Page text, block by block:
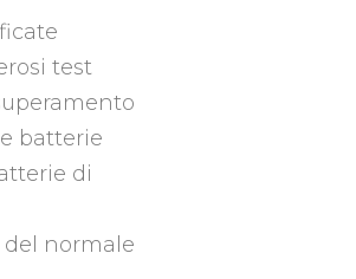
test
batterie
di
del normale